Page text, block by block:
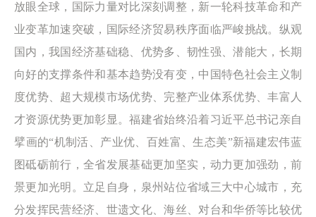
放眼全球，国际力量对比深刻调整，新一轮科技革命和产
业变革加速突破，国际经济贸易秩序面临严峻挑战。纵观
国内，我国经济基础稳、优势多、韧性强、潜能大，长期
向好的支撑条件和基本趋势没有变，中国特色社会主义制
度优势、超大规模市场优势、完整产业体系优势、丰富人
才资源优势更加彰显。福建省始终沿着习近平总书记亲自
擘画的“机制活、产业优、百姓富、生态美”新福建宏伟蓝
图砥砺前行，全省发展基础更加坚实，动力更加强劲，前
景更加光明。立足自身，泉州站位省域三大中心城市，充
分发挥民营经济、世遗文化、海丝、对台和华侨等比较优